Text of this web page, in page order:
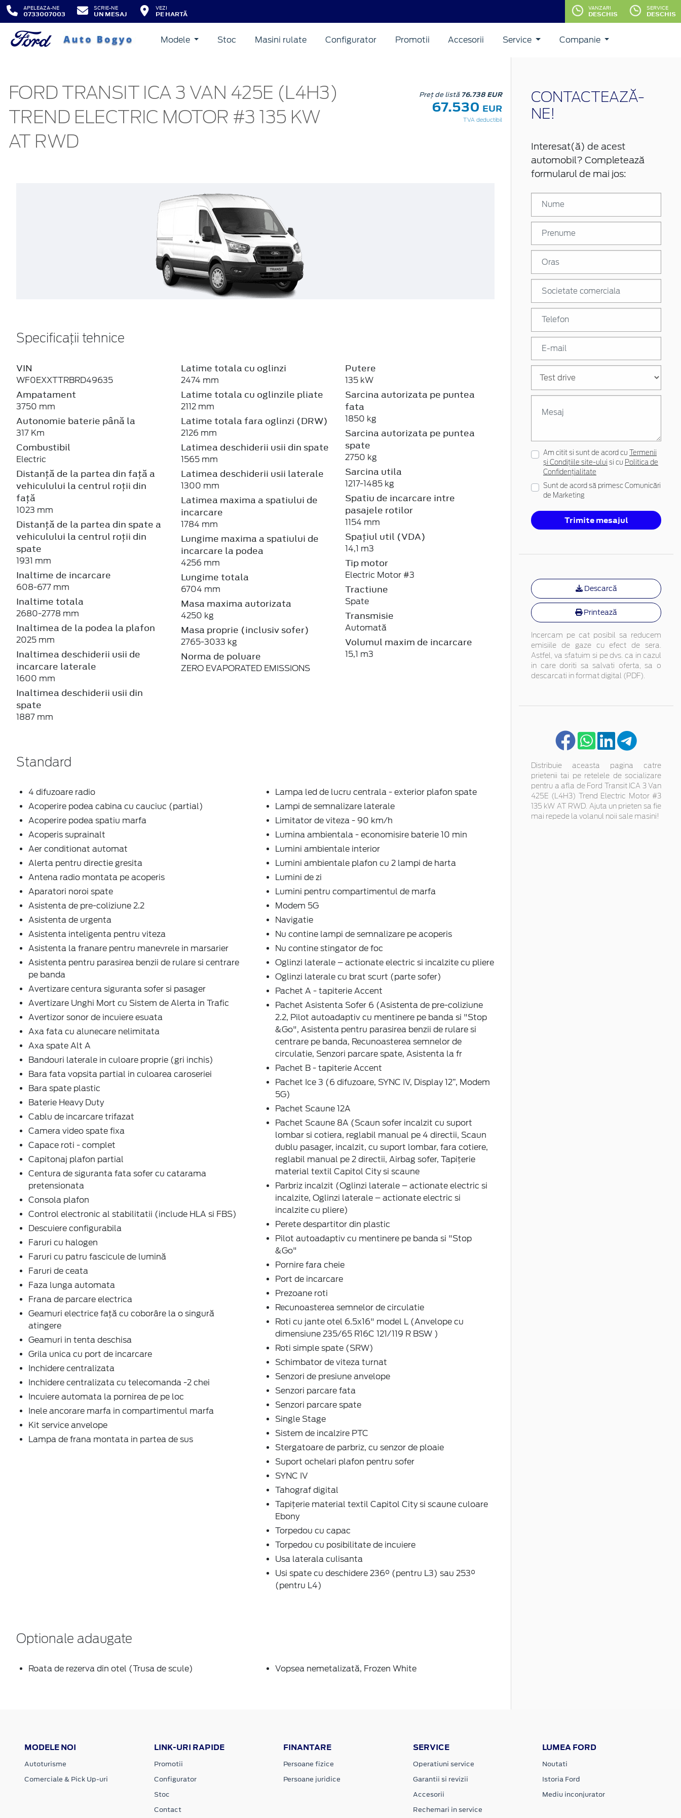
APELEAZA-NE
0733007003
SCRIE-NE
UN MESAJ
VEZI
PE HARTĂ
VANZARI
DESCHIS
SERVICE
DESCHIS
Modele Stoc Masini rulate Configurator Promotii Accesorii Service Companie
FORD TRANSIT ICA 3 VAN 425E (L4H3)
TREND ELECTRIC MOTOR #3 135 KW
AT RWD
Preț de listă 76.738 EUR
67.530 EUR
TVA deductibil
Specificații tehnice
VIN
WF0EXXTTRBRD49635
Ampatament
3750 mm
Autonomie baterie până la
317 Km
Combustibil
Electric
Distanță de la partea din față a
vehiculului la centrul roții din
față
1023 mm
Distanță de la partea din spate a
vehiculului la centrul roții din
spate
1931 mm
Inaltime de incarcare
608-677 mm
Inaltime totala
2680-2778 mm
Inaltimea de la podea la plafon
2025 mm
Inaltimea deschiderii usii de
incarcare laterale
1600 mm
Inaltimea deschiderii usii din
spate
1887 mm
Latime totala cu oglinzi
2474 mm
Latime totala cu oglinzile pliate
2112 mm
Latime totala fara oglinzi (DRW)
2126 mm
Latimea deschiderii usii din spate
1565 mm
Latimea deschiderii usii laterale
1300 mm
Latimea maxima a spatiului de
incarcare
1784 mm
Lungime maxima a spatiului de
incarcare la podea
4256 mm
Lungime totala
6704 mm
Masa maxima autorizata
4250 kg
Masa proprie (inclusiv sofer)
2765-3033 kg
Norma de poluare
ZERO EVAPORATED EMISSIONS
Putere
135 kW
Sarcina autorizata pe puntea
fata
1850 kg
Sarcina autorizata pe puntea
spate
2750 kg
Sarcina utila
1217-1485 kg
Spatiu de incarcare intre
pasajele rotilor
1154 mm
Spațiul util (VDA)
14,1 m3
Tip motor
Electric Motor #3
Tractiune
Spate
Transmisie
Automată
Volumul maxim de incarcare
15,1 m3
Standard
4 difuzoare radio
Acoperire podea cabina cu cauciuc (partial)
Acoperire podea spatiu marfa
Acoperis suprainalt
Aer conditionat automat
Alerta pentru directie gresita
Antena radio montata pe acoperis
Aparatori noroi spate
Asistenta de pre-coliziune 2.2
Asistenta de urgenta
Asistenta inteligenta pentru viteza
Asistenta la franare pentru manevrele in marsarier
Asistenta pentru parasirea benzii de rulare si centrare
pe banda
Avertizare centura siguranta sofer si pasager
Avertizare Unghi Mort cu Sistem de Alerta in Trafic
Avertizor sonor de incuiere esuata
Axa fata cu alunecare nelimitata
Axa spate Alt A
Bandouri laterale in culoare proprie (gri inchis)
Bara fata vopsita partial in culoarea caroseriei
Bara spate plastic
Baterie Heavy Duty
Cablu de incarcare trifazat
Camera video spate fixa
Capace roti - complet
Capitonaj plafon partial
Centura de siguranta fata sofer cu catarama
pretensionata
Consola plafon
Control electronic al stabilitatii (include HLA si FBS)
Descuiere configurabila
Faruri cu halogen
Faruri cu patru fascicule de lumină
Faruri de ceata
Faza lunga automata
Frana de parcare electrica
Geamuri electrice faţă cu coborâre la o singură
atingere
Geamuri in tenta deschisa
Grila unica cu port de incarcare
Inchidere centralizata
Inchidere centralizata cu telecomanda -2 chei
Incuiere automata la pornirea de pe loc
Inele ancorare marfa in compartimentul marfa
Kit service anvelope
Lampa de frana montata in partea de sus
Lampa led de lucru centrala - exterior plafon spate
Lampi de semnalizare laterale
Limitator de viteza - 90 km/h
Lumina ambientala - economisire baterie 10 min
Lumini ambientale interior
Lumini ambientale plafon cu 2 lampi de harta
Lumini de zi
Lumini pentru compartimentul de marfa
Modem 5G
Navigatie
Nu contine lampi de semnalizare pe acoperis
Nu contine stingator de foc
Oglinzi laterale – actionate electric si incalzite cu pliere
Oglinzi laterale cu brat scurt (parte sofer)
Pachet A - tapiterie Accent
Pachet Asistenta Sofer 6 (Asistenta de pre-coliziune
2.2, Pilot autoadaptiv cu mentinere pe banda si "Stop
&Go", Asistenta pentru parasirea benzii de rulare si
centrare pe banda, Recunoasterea semnelor de
circulatie, Senzori parcare spate, Asistenta la fr
Pachet B - tapiterie Accent
Pachet Ice 3 (6 difuzoare, SYNC IV, Display 12”, Modem
5G)
Pachet Scaune 12A
Pachet Scaune 8A (Scaun sofer incalzit cu suport
lombar si cotiera, reglabil manual pe 4 directii, Scaun
dublu pasager, incalzit, cu suport lombar, fara cotiere,
reglabil manual pe 2 directii, Airbag sofer, Tapițerie
material textil Capitol City si scaune
Parbriz incalzit (Oglinzi laterale – actionate electric si
incalzite, Oglinzi laterale – actionate electric si
incalzite cu pliere)
Perete despartitor din plastic
Pilot autoadaptiv cu mentinere pe banda si "Stop
&Go"
Pornire fara cheie
Port de incarcare
Prezoane roti
Recunoasterea semnelor de circulatie
Roti cu jante otel 6.5x16" model L (Anvelope cu
dimensiune 235/65 R16C 121/119 R BSW )
Roti simple spate (SRW)
Schimbator de viteza turnat
Senzori de presiune anvelope
Senzori parcare fata
Senzori parcare spate
Single Stage
Sistem de incalzire PTC
Stergatoare de parbriz, cu senzor de ploaie
Suport ochelari plafon pentru sofer
SYNC IV
Tahograf digital
Tapițerie material textil Capitol City si scaune culoare
Ebony
Torpedou cu capac
Torpedou cu posibilitate de incuiere
Usa laterala culisanta
Usi spate cu deschidere 236° (pentru L3) sau 253°
(pentru L4)
Optionale adaugate
Roata de rezerva din otel (Trusa de scule) Vopsea nemetalizată, Frozen White
CONTACTEAZĂ-
NE!
Interesat(ă) de acest
automobil? Completează
formularul de mai jos:
Am citit si sunt de acord cu
Termenii
și Condițiile site-ului si cu Politica de
Confidențialitate
Sunt de acord să primesc Comunicări
de Marketing
Trimite mesajul
Descarcă
Printează
Incercam pe cat posibil sa reducem
emisiile de gaze cu efect de sera.
Astfel, va sfatuim si pe dvs. ca in cazul
in care doriti sa salvati oferta, sa o
descarcati in format digital (PDF).
Distribuie aceasta pagina catre
prietenii tai pe retelele de socializare
pentru a afla de Ford Transit ICA 3 Van
425E (L4H3) Trend Electric Motor #3
135 kW AT RWD. Ajuta un prieten sa fie
mai repede la volanul noii sale masini!
MODELE NOI
Autoturisme
Comerciale & Pick Up-uri
LINK-URI RAPIDE
Promotii
Configurator
Stoc
Contact
FINANTARE
Persoane fizice
Persoane juridice
SERVICE
Operatiuni service
Garantii si revizii
Accesorii
Rechemari in service
LUMEA FORD
Noutati
Istoria Ford
Mediu inconjurator